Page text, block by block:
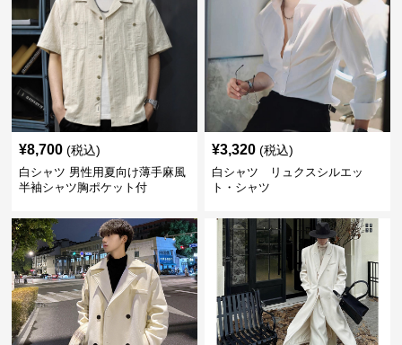
¥8,700 (税込)
白シャツ 男性用夏向け薄手麻風
半袖シャツ胸ポケット付
¥3,320 (税込)
白シャツ リュクスシルエッ
ト・シャツ